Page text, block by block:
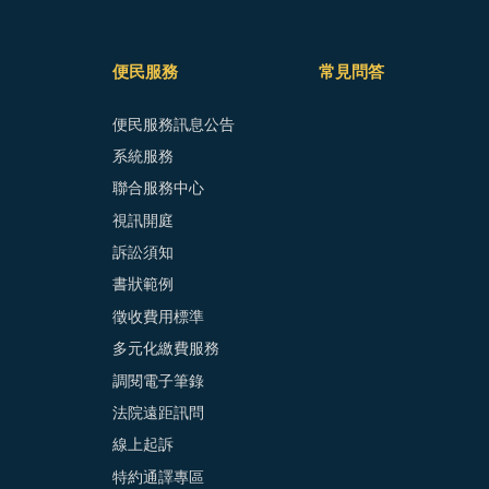
便民服務
便民服務訊息公告
系統服務
聯合服務中心
視訊開庭
訴訟須知
書狀範例
徵收費用標準
多元化繳費服務
調閱電子筆錄
法院遠距訊問
線上起訴
特約通譯專區
常見問答